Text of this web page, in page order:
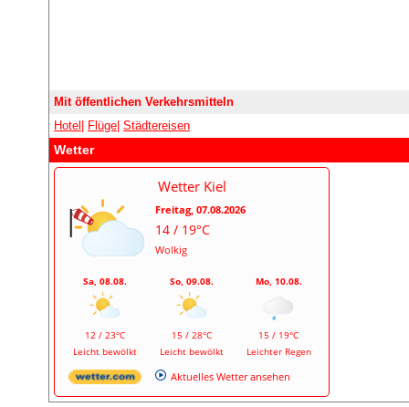
Mit öffentlichen Verkehrsmitteln
Hotel
Flüge |Städtereisen
Wetter
Wetter Kiel
Freitag, 07.08.2026
14 / 19°C
Wolkig
Sa, 08.08.
12 / 23°C
Leicht bewölkt
So, 09.08.
15 / 28°C
Leicht bewölkt
Mo, 10.08.
15 / 19°C
Leichter Regen
Aktuelles Wetter ansehen